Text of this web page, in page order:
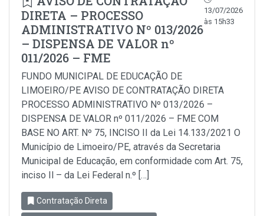
DIRETA – PROCESSO
ADMINISTRATIVO Nº 013/2026
– DISPENSA DE VALOR nº
011/2026 – FME
13/07/2026
às 15h33
FUNDO MUNICIPAL DE EDUCAÇÃO DE
LIMOEIRO/PE AVISO DE CONTRATAÇÃO DIRETA
PROCESSO ADMINISTRATIVO Nº 013/2026 –
DISPENSA DE VALOR nº 011/2026 – FME COM
BASE NO ART. Nº 75, INCISO II da Lei 14.133/2021 O
Município de Limoeiro/PE, através da Secretaria
Municipal de Educação, em conformidade com Art. 75,
inciso Il – da Lei Federal n.º […]
Contratação Direta